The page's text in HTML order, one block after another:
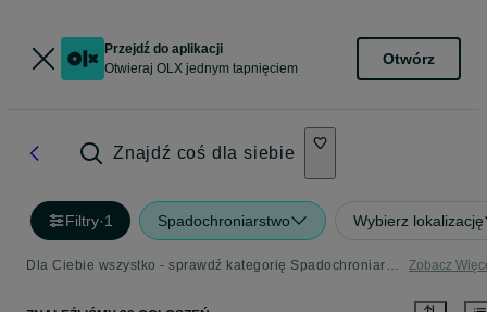
Przejdź do aplikacji
Otwieraj OLX jednym tapnięciem
Otwórz
Znajdź coś dla siebie
Filtry·1 Spadochroniarstwo Wybierz lokalizację
Dla Ciebie wszystko - sprawdź kategorię Spadochroniarstwo Zobacz